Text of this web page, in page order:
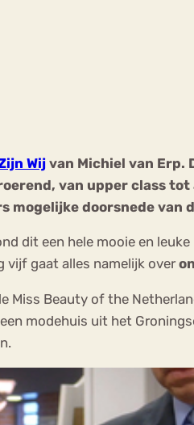
Wijvan Michiel van Erp.
van upper class
doorsnede van
dit een hele mooie en
vijf gaat alles namelijk over
Beauty of the
modehuis uit het